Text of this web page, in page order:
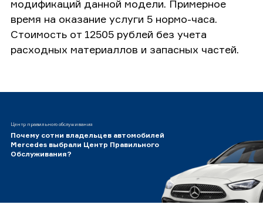
модификаций данной модели. Примерное
время на оказание услуги 5 нормо-часа.
Стоимость от 12505 рублей без учета
расходных материаллов и запасных частей.
Центр правильного обслуживания
Почему сотни владельцев автомобилей
Mercedes выбрали Центр Правильного
Обслуживания?